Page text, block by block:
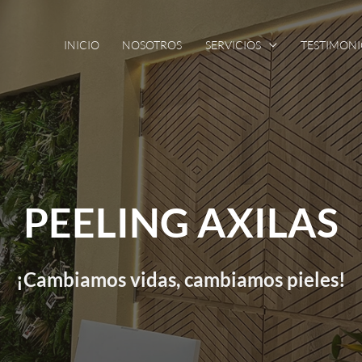
INICIO NOSOTROS SERVICIOS
PEELING AXILAS
¡Cambiamos vidas, cambiamos pieles!